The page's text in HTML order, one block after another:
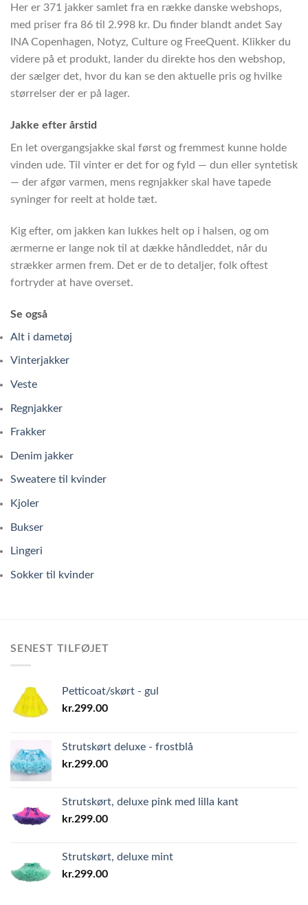
Her er 371 jakker samlet fra en række danske webshops,
med priser fra 86 til 2.998 kr. Du finder blandt andet Say
INA Copenhagen, Notyz, Culture og FreeQuent. Klikker du
videre på et produkt, lander du direkte hos den webshop,
der sælger det, hvor du kan se den aktuelle pris og hvilke
størrelser der er på lager.
Jakke efter årstid
En let overgangsjakke skal først og fremmest kunne holde
vinden ude. Til vinter er det for og fyld — dun eller syntetisk
— der afgør varmen, mens regnjakker skal have tapede
syninger for reelt at holde tæt.
Kig efter, om jakken kan lukkes helt op i halsen, og om
ærmerne er lange nok til at dække håndleddet, når du
strækker armen frem. Det er de to detaljer, folk oftest
fortryder at have overset.
Se også
Alt i dametøj
Vinterjakker
Veste
Regnjakker
Frakker
Denim jakker
Sweatere til kvinder
Kjoler
Bukser
Lingeri
Sokker til kvinder
SENEST TILFØJET
Petticoat/skørt - gul
kr.299.00
Strutskørt deluxe - frostblå
kr.299.00
Strutskørt, deluxe pink med lilla kant
kr.299.00
Strutskørt, deluxe mint
kr.299.00